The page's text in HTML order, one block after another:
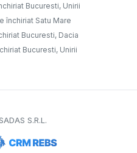
Bucuresti, Unirii
închiriat Satu Mare
Bucuresti, Dacia
Bucuresti, Unirii
S.R.L.